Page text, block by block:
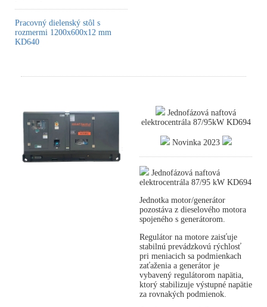
Pracovný dielenský stôl s
rozmermi 1200x600x12 mm
KD640
Jednofázová naftová
elektrocentrála 87/95kW KD694
Novinka 2023
Jednofázová naftová
elektrocentrála 87/95 kW KD694
Jednotka motor/generátor
pozostáva z dieselového motora
spojeného s generátorom.
Regulátor na motore zaisťuje
stabilnú prevádzkovú rýchlosť
pri meniacich sa podmienkach
zaťaženia a generátor je
vybavený regulátorom napätia,
ktorý stabilizuje výstupné napätie
za rovnakých podmienok.